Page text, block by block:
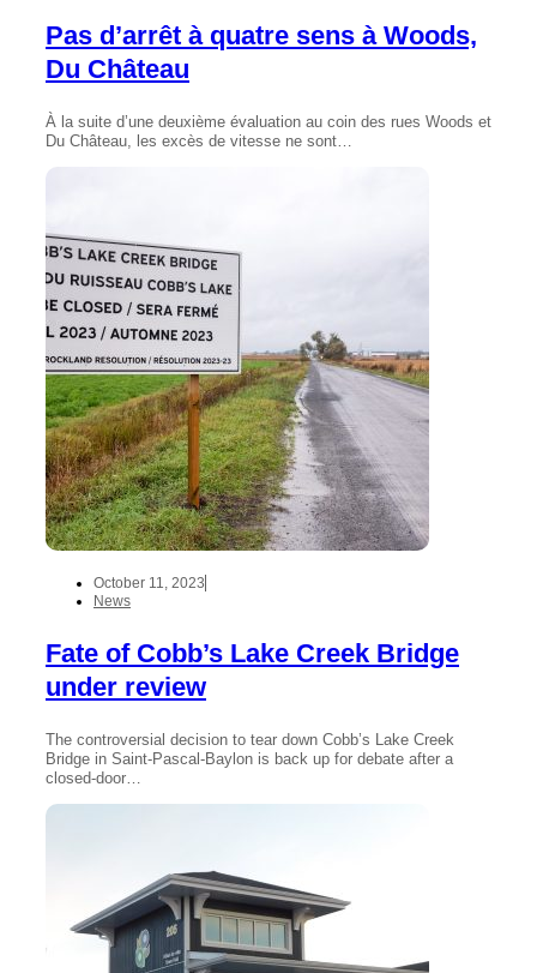
Pas d’arrêt à quatre sens à Woods,
Du Château
À la suite d’une deuxième évaluation au coin des rues Woods et
Du Château, les excès de vitesse ne sont…
October 11, 2023
News
Fate of Cobb’s Lake Creek Bridge
under review
The controversial decision to tear down Cobb’s Lake Creek
Bridge in Saint-Pascal-Baylon is back up for debate after a
closed-door…